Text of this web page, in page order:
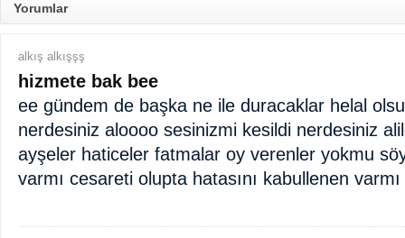
Yorumlar
alkış alkışşş
hizmete bak bee
ee gündem de başka ne ile duracaklar helal
nerdesiniz aloooo sesinizmi kesildi nerdesiniz
ayşeler haticeler fatmalar oy verenler yokmu
varmı cesareti olupta hatasını kabullenen